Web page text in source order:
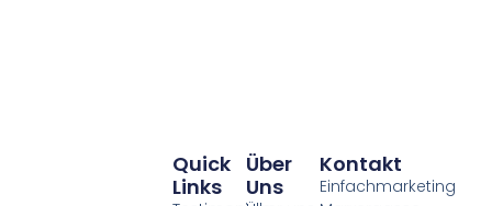
Über
Uns
Quick
Links
Kontakt
Einfachmarketing